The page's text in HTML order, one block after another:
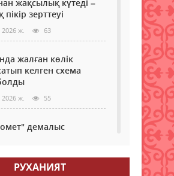
жақсылық күтеді –
зерттеуі
ж. 63
жалған көлік
келген схема
ж. 55
демалыс
2026 ж. 56
РУХАНИЯТ